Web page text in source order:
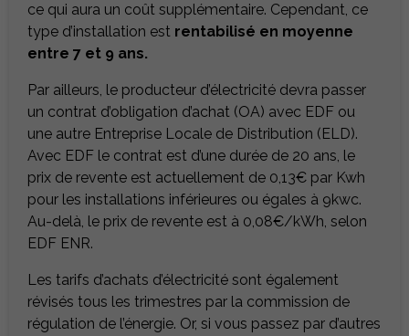
ce qui aura un coût supplémentaire. Cependant, ce
type d’installation est rentabilisé en moyenne
entre 7 et 9 ans.
Par ailleurs, le producteur d’électricité devra passer
un contrat d’obligation d’achat (OA) avec EDF ou
une autre Entreprise Locale de Distribution (ELD).
Avec EDF le contrat est d’une durée de 20 ans, le
prix de revente est actuellement de 0,13€ par Kwh
pour les installations inférieures ou égales à 9kwc.
Au-delà, le prix de revente est à 0,08€/kWh, selon
EDF ENR.
Les tarifs d’achats d’électricité sont également
révisés tous les trimestres par la commission de
régulation de l’énergie. Or, si vous passez par d’autres